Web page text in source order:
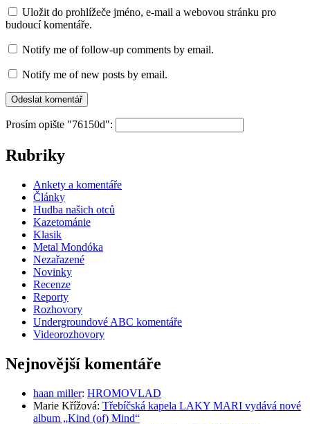
Uložit do prohlížeče jméno, e-mail a webovou stránku pro
budoucí komentáře.
Notify me of follow-up comments by email.
Notify me of new posts by email.
Prosím opište "76150d":
Rubriky
Ankety a komentáře
Články
Hudba našich otců
Kazetománie
Klasik
Metal Mondóka
Nezařazené
Novinky
Recenze
Reporty
Rozhovory
Undergroundové ABC komentáře
Videorozhovory
Nejnovější komentáře
haan miller: HROMOVLAD
Marie Křížová: Třebíčská kapela LAKY MARI vydává nové
album „Kind (of) Mind“